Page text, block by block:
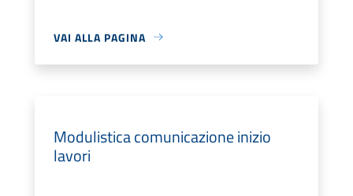
VAI ALLA PAGINA
Modulistica comunicazione inizio
lavori